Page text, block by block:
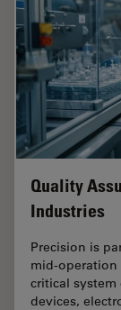
Quality
Industries
Precision is
mid-operation
critical system
devices,